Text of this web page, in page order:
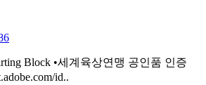
Block •세계육상연맹 공인품 인증
id..